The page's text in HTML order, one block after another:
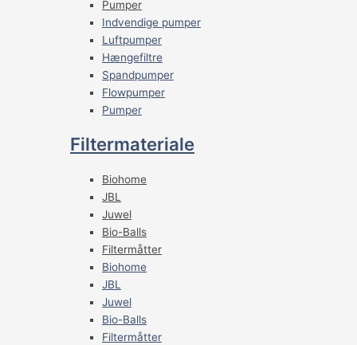
Pumper
Indvendige pumper
Luftpumper
Hængefiltre
Spandpumper
Flowpumper
Pumper
Filtermateriale
Biohome
JBL
Juwel
Bio-Balls
Filtermåtter
Biohome
JBL
Juwel
Bio-Balls
Filtermåtter